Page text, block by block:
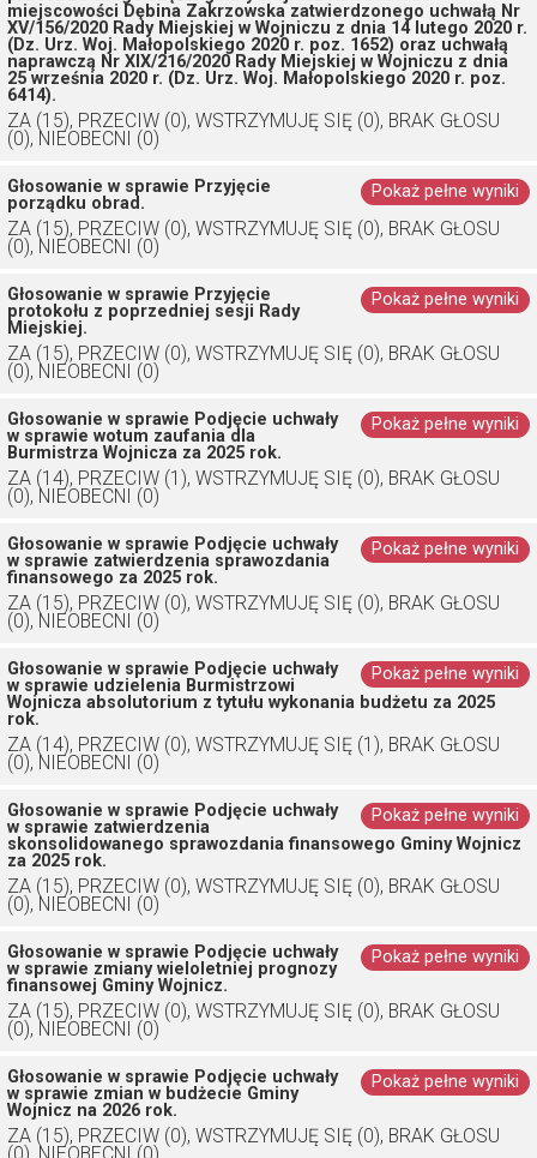
miejscowości Dębina Zakrzowska zatwierdzonego uchwałą Nr
XV/156/2020 Rady Miejskiej w Wojniczu z dnia 14 lutego 2020 r.
(Dz. Urz. Woj. Małopolskiego 2020 r. poz. 1652) oraz uchwałą
naprawczą Nr XIX/216/2020 Rady Miejskiej w Wojniczu z dnia
25 września 2020 r. (Dz. Urz. Woj. Małopolskiego 2020 r. poz.
6414).
ZA (15), PRZECIW (0), WSTRZYMUJĘ SIĘ (0), BRAK GŁOSU
(0), NIEOBECNI (0)
Pokaż pełne wyniki
Głosowanie w sprawie Przyjęcie
porządku obrad.
ZA (15), PRZECIW (0), WSTRZYMUJĘ SIĘ (0), BRAK GŁOSU
(0), NIEOBECNI (0)
Pokaż pełne wyniki
Głosowanie w sprawie Przyjęcie
protokołu z poprzedniej sesji Rady
Miejskiej.
ZA (15), PRZECIW (0), WSTRZYMUJĘ SIĘ (0), BRAK GŁOSU
(0), NIEOBECNI (0)
Pokaż pełne wyniki
Głosowanie w sprawie Podjęcie uchwały
w sprawie wotum zaufania dla
Burmistrza Wojnicza za 2025 rok.
ZA (14), PRZECIW (1), WSTRZYMUJĘ SIĘ (0), BRAK GŁOSU
(0), NIEOBECNI (0)
Pokaż pełne wyniki
Głosowanie w sprawie Podjęcie uchwały
w sprawie zatwierdzenia sprawozdania
finansowego za 2025 rok.
ZA (15), PRZECIW (0), WSTRZYMUJĘ SIĘ (0), BRAK GŁOSU
(0), NIEOBECNI (0)
Pokaż pełne wyniki
Głosowanie w sprawie Podjęcie uchwały
w sprawie udzielenia Burmistrzowi
Wojnicza absolutorium z tytułu wykonania budżetu za 2025
rok.
ZA (14), PRZECIW (0), WSTRZYMUJĘ SIĘ (1), BRAK GŁOSU
(0), NIEOBECNI (0)
Pokaż pełne wyniki
Głosowanie w sprawie Podjęcie uchwały
w sprawie zatwierdzenia
skonsolidowanego sprawozdania finansowego Gminy Wojnicz
za 2025 rok.
ZA (15), PRZECIW (0), WSTRZYMUJĘ SIĘ (0), BRAK GŁOSU
(0), NIEOBECNI (0)
Pokaż pełne wyniki
Głosowanie w sprawie Podjęcie uchwały
w sprawie zmiany wieloletniej prognozy
finansowej Gminy Wojnicz.
ZA (15), PRZECIW (0), WSTRZYMUJĘ SIĘ (0), BRAK GŁOSU
(0), NIEOBECNI (0)
Pokaż pełne wyniki
Głosowanie w sprawie Podjęcie uchwały
w sprawie zmian w budżecie Gminy
Wojnicz na 2026 rok.
ZA (15), PRZECIW (0), WSTRZYMUJĘ SIĘ (0), BRAK GŁOSU